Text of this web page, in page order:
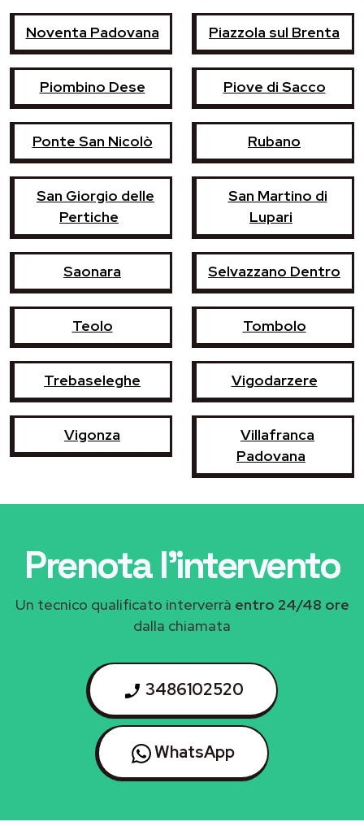
Noventa Padovana Piazzola sul Brenta
Piombino Dese Piove di Sacco
Ponte San Nicolò Rubano
San Giorgio delle
Pertiche
San Martino di
Lupari
Saonara Selvazzano Dentro
Teolo Tombolo
Trebaseleghe Vigodarzere
Vigonza
Villafranca
Padovana
Prenota l'intervento
Un tecnico qualificato interverrà entro 24/48 ore
dalla chiamata
3486102520
WhatsApp